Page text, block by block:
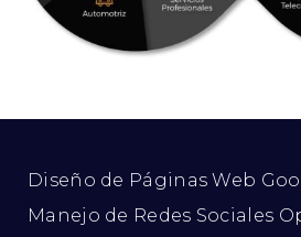
Diseño de Páginas Web
Manejo de Redes Sociales